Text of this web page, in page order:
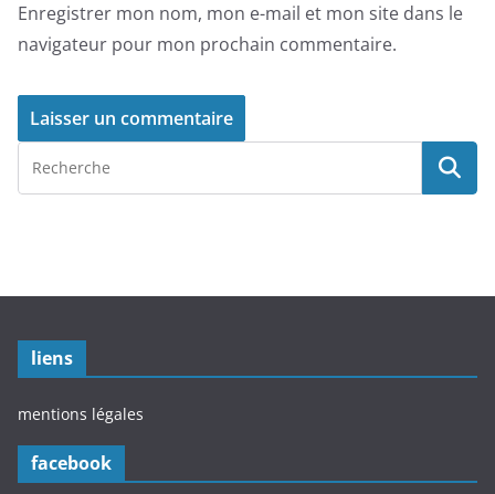
Enregistrer mon nom, mon e-mail et mon site dans le
navigateur pour mon prochain commentaire.
liens
mentions légales
facebook